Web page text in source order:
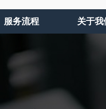
服务流程 关于我